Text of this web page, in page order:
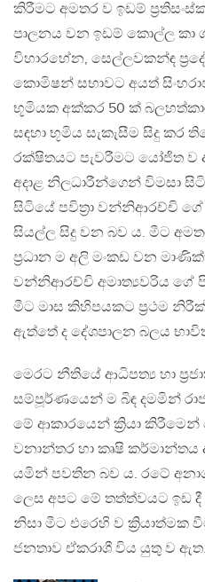
කිරීමට අමතර ව ඉඩම්
පාලනය වන ඉඩම් කොල්ල කා
විහාරහේන, සෙල්ලවකන්ඳ
කොමිෂන් සභාවට අයත්
භූමියක අක්කර 50 ක්
සඳහා භූමිය සැකැසීම සිදු කර
රක්ෂිතයට පැවරීමට යෝජිත ව
අදාළ නිලධාරීන්ගෙන් විමසා
සිටියේ පවිත්‍රා වන්නිආරච්චි
සියල්ල සිදු වන බව ය. මීට
ප්‍රධාන ම අලි මංකඩ වන
වන්නිආරච්චි අමාත්‍යවරිය ගේ
මීට මාස කිහිපයකට ප්‍රථම
ඇත්තේ ද දේශපාලන බලය
මෙරට නීතියේ ආධිපත්‍ය හා
සම්පූර්ණයෙන් ම බිඳ දමමින්
මේ ආකාරයෙන් ක්‍රියා
වනාන්තර හා කෘෂි කර්මාන්තය
යමින් පවතින බව ය. රටේ
ලෙස අපට මේ තත්ත්වයට ඉඩ
නිසා මීට එරෙහි ව ක්‍රියාත්මක
ජනතාව ඒකරාශී විය යුතු ව ඇත.